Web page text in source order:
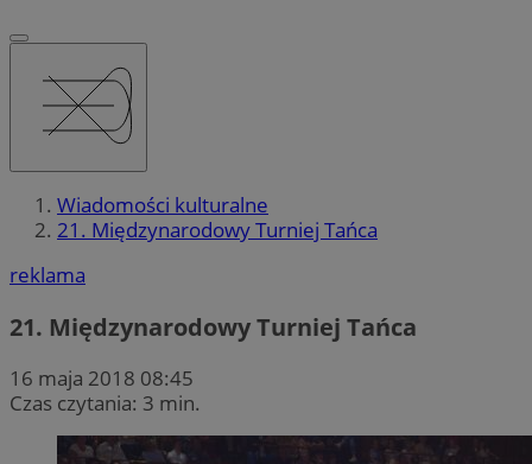
Wiadomości kulturalne
21. Międzynarodowy Turniej Tańca
reklama
21. Międzynarodowy Turniej Tańca
16 maja 2018 08:45
Czas czytania: 3 min.